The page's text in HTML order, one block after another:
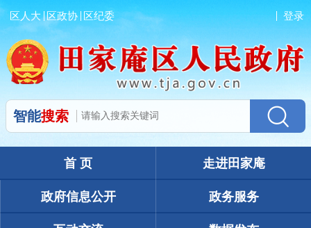
区人大 区政协 区纪委 登录
智能搜索
首 页 走进田家庵
政府信息公开 政务服务